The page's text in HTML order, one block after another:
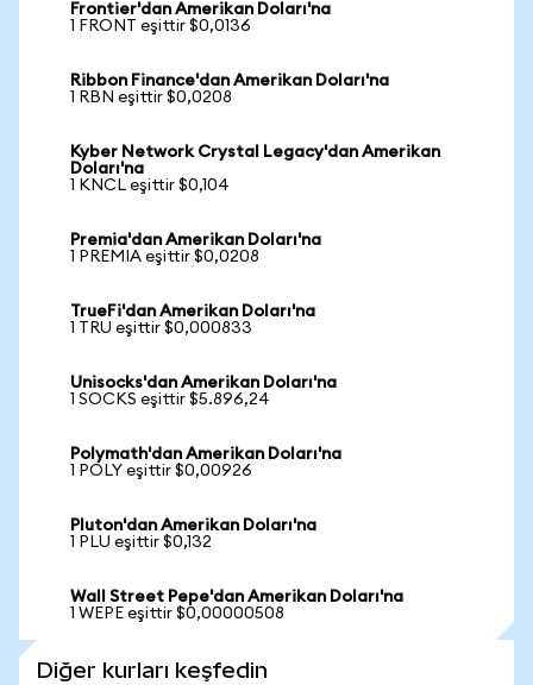
Frontier'dan Amerikan Doları'na
1 FRONT eşittir $0,0136
Ribbon Finance'dan Amerikan Doları'na
1 RBN eşittir $0,0208
Kyber Network Crystal Legacy'dan Amerikan
Doları'na
1 KNCL eşittir $0,104
Premia'dan Amerikan Doları'na
1 PREMIA eşittir $0,0208
TrueFi'dan Amerikan Doları'na
1 TRU eşittir $0,000833
Unisocks'dan Amerikan Doları'na
1 SOCKS eşittir $5.896,24
Polymath'dan Amerikan Doları'na
1 POLY eşittir $0,00926
Pluton'dan Amerikan Doları'na
1 PLU eşittir $0,132
Wall Street Pepe'dan Amerikan Doları'na
1 WEPE eşittir $0,00000508
Diğer kurları keşfedin